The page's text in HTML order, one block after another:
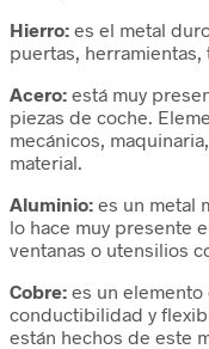
Hierro: es el metal
puertas,
Acero: está muy
piezas de coche.
mecánicos,
material.
Aluminio: es un metal
lo hace muy presente
ventanas o utensilios
Cobre: es un
conductibilidad y
están hechos de este